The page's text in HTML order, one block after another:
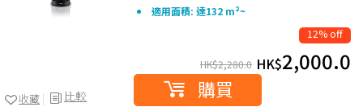
比較
收藏
適用面積: 達132 m²~
12% off
HK$2,280.0 HK$2,000.0
購買